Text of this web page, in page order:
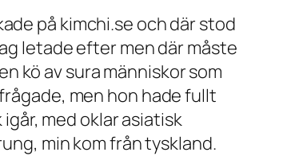
på kimchi.se och där stod
letade efter men där måste
kö av sura människor som
men hon hade fullt
med oklar asiatisk
min kom från tyskland.